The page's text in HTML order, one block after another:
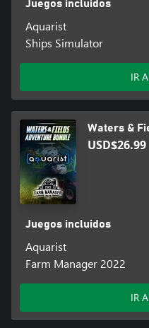
Juegos incluidos
Aquarist
Ships Simulator
IR
Waters &
USD$26.99
Juegos incluidos
Aquarist
Farm Manager 2022
IR